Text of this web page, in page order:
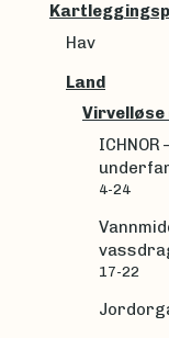
Hav
Land
Virvelløse
4-24
17-22